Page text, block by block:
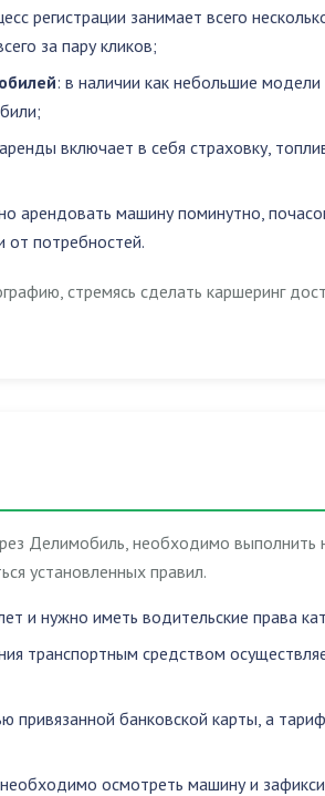
регистрации занимает всего
за пару кликов;
: в наличии как небольшие модели
включает в себя страховку,
арендовать машину поминутно,
от потребностей.
стремясь сделать каршеринг
Делимобиль, необходимо выполнить
установленных правил.
и нужно иметь водительские права
транспортным средством
привязанной банковской карты, а
осмотреть машину и